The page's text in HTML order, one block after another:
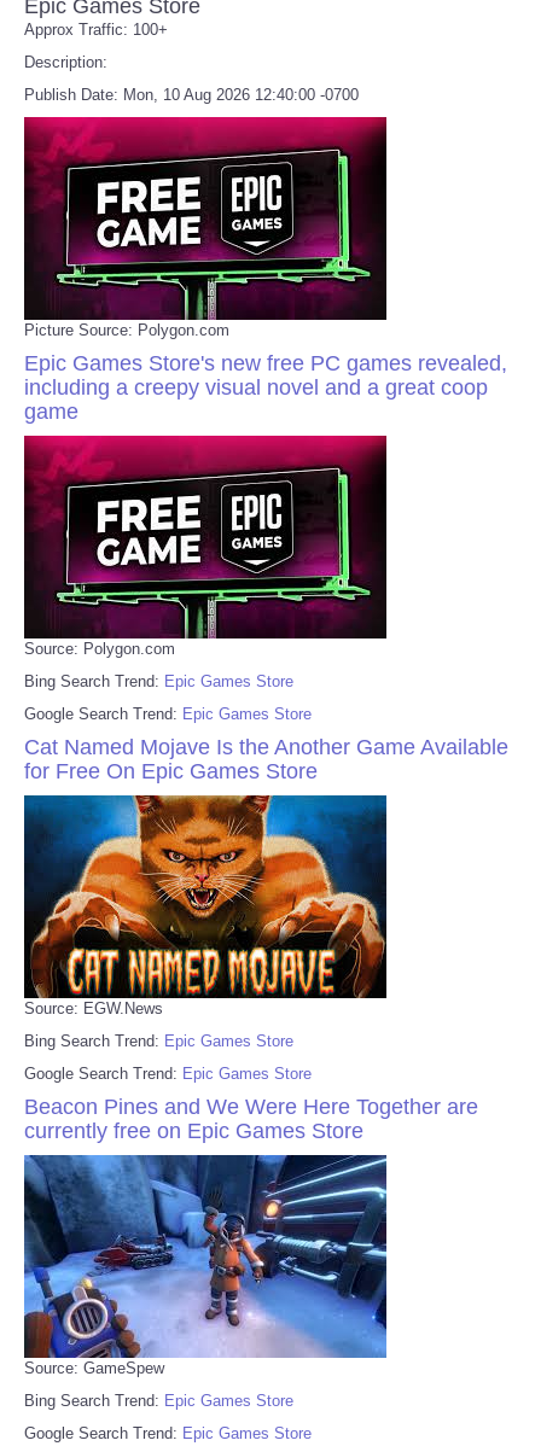
Epic Games Store
Approx Traffic: 100+
Description:
Publish Date: Mon, 10 Aug 2026 12:40:00 -0700
Picture Source: Polygon.com
Epic Games Store's new free PC games revealed,
including a creepy visual novel and a great coop
game
Source: Polygon.com
Bing Search Trend: Epic Games Store
Google Search Trend: Epic Games Store
Cat Named Mojave Is the Another Game Available
for Free On Epic Games Store
Source: EGW.News
Bing Search Trend: Epic Games Store
Google Search Trend: Epic Games Store
Beacon Pines and We Were Here Together are
currently free on Epic Games Store
Source: GameSpew
Bing Search Trend: Epic Games Store
Google Search Trend: Epic Games Store